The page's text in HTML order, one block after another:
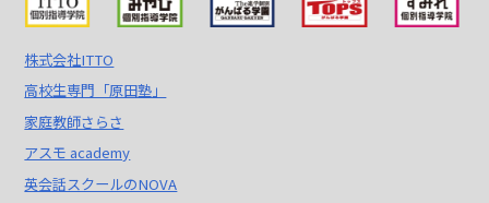
株式会社ITTO
高校生専門「原田塾」
家庭教師さらさ
アスモ academy
英会話スクールのNOVA